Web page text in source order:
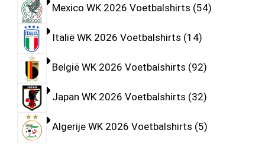
Mexico WK 2026 Voetbalshirts 54
Italië WK 2026 Voetbalshirts 14
België WK 2026 Voetbalshirts 92
Japan WK 2026 Voetbalshirts 32
Algerije WK 2026 Voetbalshirts 5